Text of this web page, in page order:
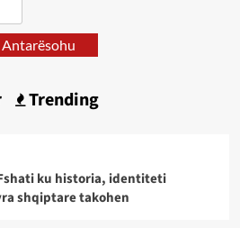
Antarësohu
Trending
ku historia, identiteti
shqiptare takohen